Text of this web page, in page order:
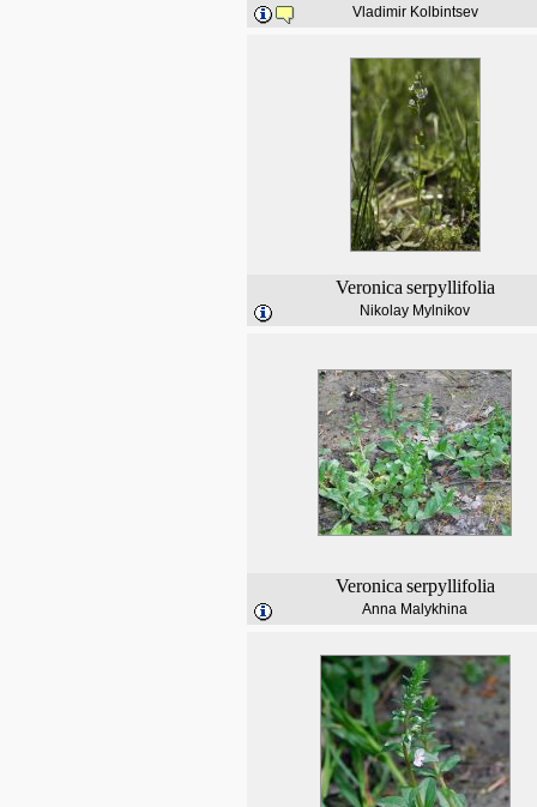
Vladimir Kolbintsev
Veronica serpyllifolia
Nikolay Mylnikov
Veronica serpyllifolia
Anna Malykhina